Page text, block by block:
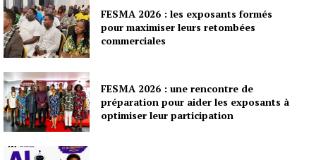
FESMA 2026 : les exposants formés
pour maximiser leurs retombées
commerciales
FESMA 2026 : une rencontre de
préparation pour aider les exposants à
optimiser leur participation